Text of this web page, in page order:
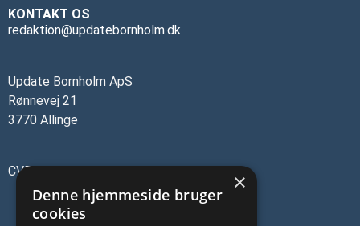
KONTAKT OS
redaktion@updatebornholm.dk
Update Bornholm ApS
Rønnevej 21
3770 Allinge
CVR-nr.: 45137473 ×
Denne hjemmeside bruger
cookies